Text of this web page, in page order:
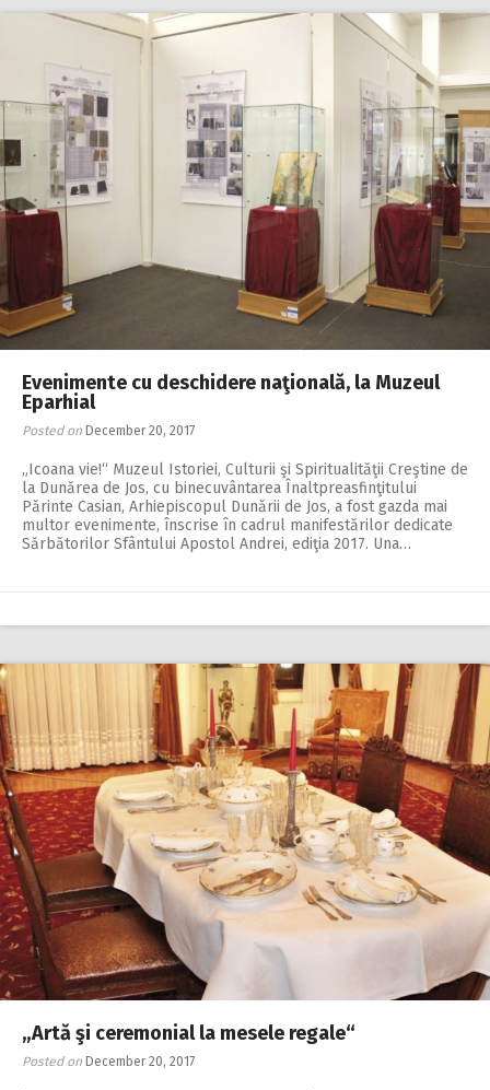
Evenimente cu deschidere naţională, la Muzeul
Eparhial
Posted on December 20, 2017
„Icoana vie!“ Muzeul Istoriei, Culturii şi Spiritualităţii Creştine de
la Dunărea de Jos, cu binecuvântarea Înaltpreasfinţitului
Părinte Casian, Arhiepiscopul Dunării de Jos, a fost gazda mai
multor evenimente, înscrise în cadrul manifestărilor dedicate
Sărbătorilor Sfântului Apostol Andrei, ediţia 2017. Una…
„Artă şi ceremonial la mesele regale“
Posted on December 20, 2017